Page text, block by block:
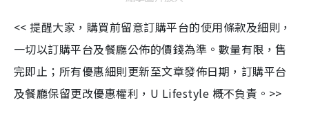
<< 提醒大家，購買前留意訂購平台的使用條款及細則，
一切以訂購平台及餐廳公佈的價錢為準。數量有限，售
完即止；所有優惠細則更新至文章發佈日期，訂購平台
及餐廳保留更改優惠權利，U Lifestyle 概不負責。>>